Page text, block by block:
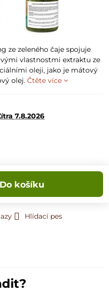
ze zeleného čaje spojuje
vlastnostmi extraktu ze
oleji, jako je mátový
olej. Čtěte více
7.8.2026
Do košíku
Hlídací pes